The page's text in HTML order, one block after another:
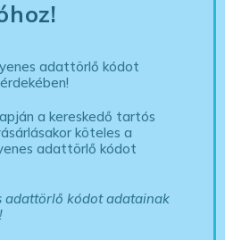
adattörlő kódot
a kereskedő tartós
köteles a
adattörlő kódot
adattörlő kódot adatainak